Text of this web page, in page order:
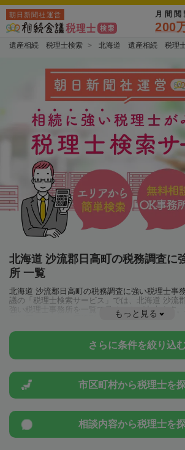
朝日新聞社運営 月間閲
200
遺産相続 税理士検索 北海道 遺産相続 税理
北海道 沙流郡日高町の税務調査に
所 一覧
北海道 沙流郡日高町の税務調査に強い税理士事
議の「税理士検索サービス」では、北海道 沙流
強い税理士事務所を一覧で見ることが出来ます
例制度のことは一度近隣の税理士に相談してみま
もっと見る
さらに条件を絞り込
市区町村から税理士を
相談内容から税理士を